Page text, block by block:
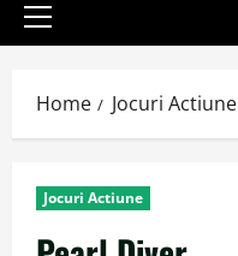
Primary
Home Jocuri Actiune
Jocuri Actiune